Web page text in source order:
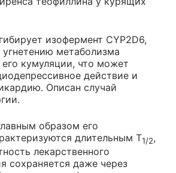
изофермент CYP2D6,
метаболизма
кумуляции, что может
действие и
Описан случай
образом его
длительным T1/2,
лекарственного
сохраняется даже через